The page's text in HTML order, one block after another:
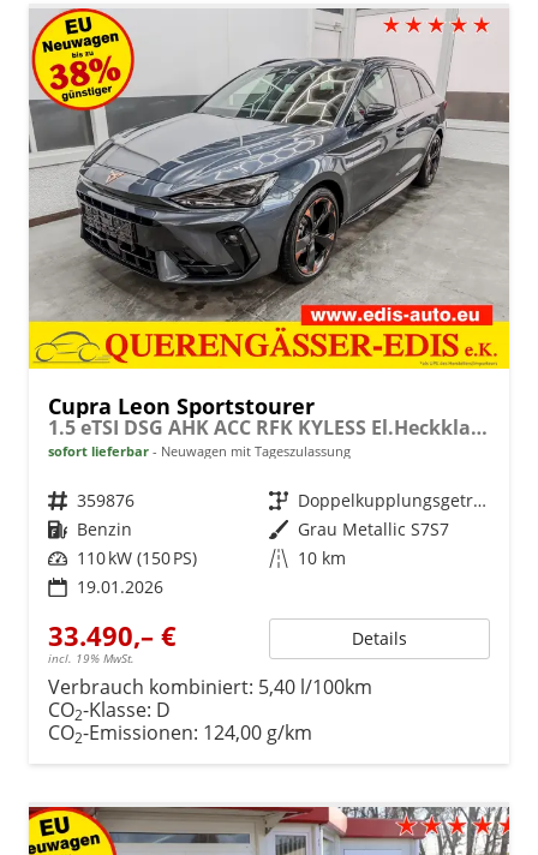
Cupra Leon Sportstourer
1.5 eTSI DSG AHK ACC RFK KYLESS El.Heckklappe
sofort lieferbar Neuwagen mit Tageszulassung
Fahrzeugnr. 359876 Getriebe
Doppelkupplungsgetriebe (DSG)
Kraftstoff Benzin Außenfarbe Grau Metallic S7S7
Leistung 110 kW (150 PS) Kilometerstand 10 km
19.01.2026
33.490,– €
incl. 19% MwSt.
Details
Verbrauch kombiniert: 5,40 l/100km
CO2-Klasse: D
CO2-Emissionen: 124,00 g/km